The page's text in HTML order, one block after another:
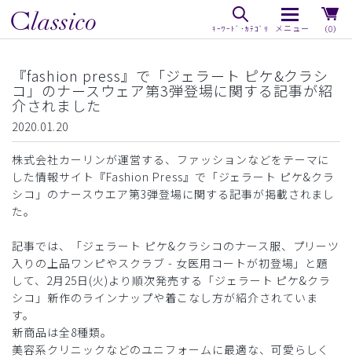
（0）
『fashion press』で「ジェラート ピケ&クラシ
コ」のナースウェア第3弾登場に関する記事が紹
介されました
2020.01.20
株式会社カーリンが運営する、ファッションなどをテーマに
した情報サイト『Fashion Press』で「ジェラート ピケ&クラ
シコ」のナースウエア第3弾登場に関する記事が掲載されまし
た。
記事では、「ジェラート ピケ&クラシコのナース服、プリーツ
入りの上品ワンピやスクラブ - 女医用コートが初登場」と題
して、2月25日(火)より順次発売する「ジェラート ピケ&クラ
シコ」新作のラインナップや着こなし方が紹介されていま
す。
新商品は全8種類。
美容系クリニックなどのユニフォームに最適な、可愛らしく